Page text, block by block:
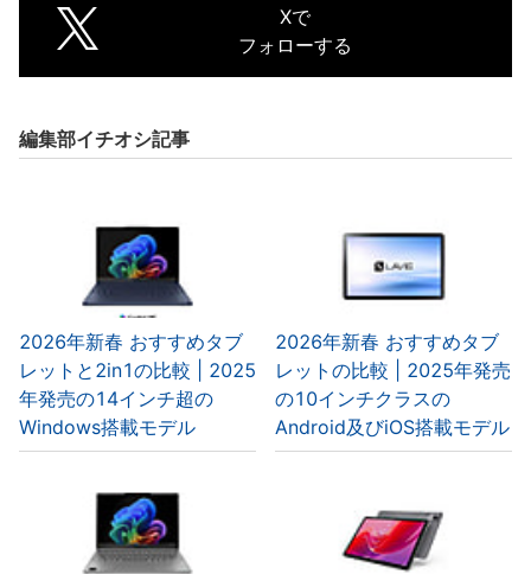
Xで
フォローする
編集部イチオシ記事
2026年新春 おすすめタブ
レットと2in1の比較 | 2025
年発売の14インチ超の
Windows搭載モデル
2026年新春 おすすめタブ
レットの比較 | 2025年発売
の10インチクラスの
Android及びiOS搭載モデル